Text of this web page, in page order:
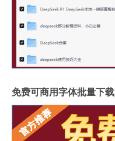
免费可商用字体批量下载